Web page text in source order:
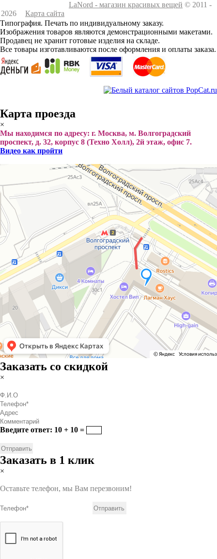
LaNord - магазин красивых вещей © 2011 -
2026
Карта сайта
Типография. Печать по индивидуальному заказу.
Изображения товаров являются демонстрационными макетами.
Продавец не хранит готовые изделия на складе.
Все товары изготавливаются после оформления и оплаты заказа.
Карта проезда
×
Мы находимся по адресу: г. Москва, м. Волгоградский
проспект, д. 32, корпус 8 (Техно Холл), 2й этаж, офис 7.
Видео как пройти
Заказать со скидкой
×
Введите ответ: 10 + 10 =
Заказать в 1 клик
×
Оставьте телефон, мы Вам перезвоним!